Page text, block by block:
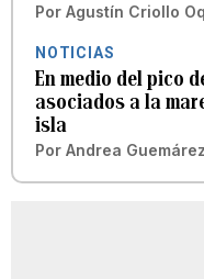
Por Agustín Criollo
NOTICIAS
En medio del pico
asociados a la
isla
Por Andrea